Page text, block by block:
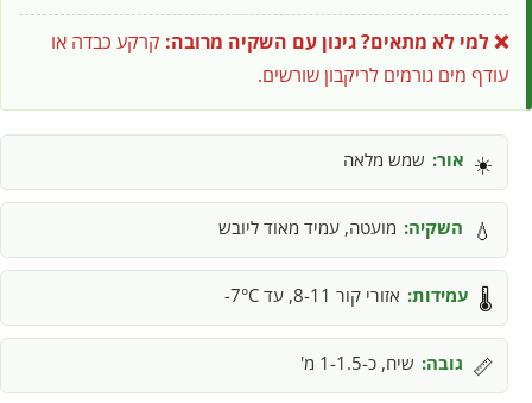
❌ למי לא מתאים?גינון עם השקיה מרובה: קרקע כבדה או
עודף מים גורמים לריקבון שורשים.
☀️ אור: שמש מלאה
💧 השקיה: מועטה, עמיד מאוד ליובש
🌡️ עמידות: אזורי קור 8-11, עד 7°C-
📏 גובה: שיח, כ-1-1.5 מ'